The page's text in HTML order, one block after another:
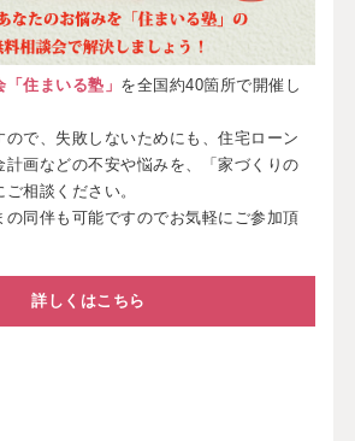
住まいる塾」 を全国約40箇所で開催し
ので、失敗しないためにも、住宅ローン
計画などの不安や悩みを、「家づくりの
相談ください。
の同伴も可能ですのでお気軽にご参加頂
詳しくはこちら